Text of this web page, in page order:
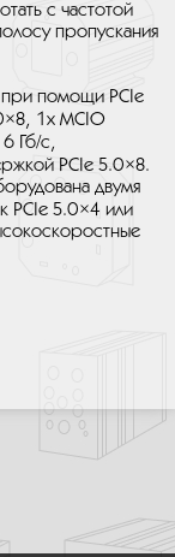
с частотой
пропускания
помощи PCIe
1х MCIO
Гб/с,
PCIe 5.0×8.
двумя
PCIe 5.0×4 или